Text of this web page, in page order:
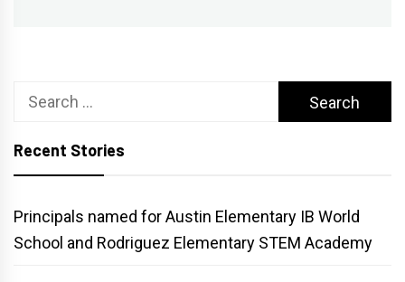
Search
Recent Stories
Principals named for Austin Elementary IB World
School and Rodriguez Elementary STEM Academy